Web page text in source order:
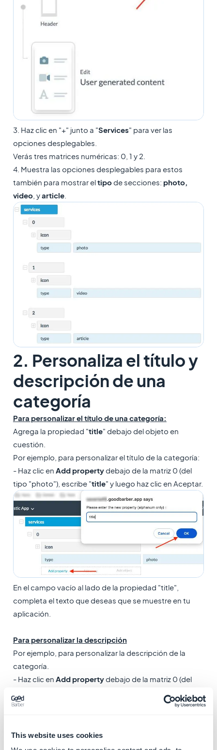
This website uses cookies
3. Haz clic en "+" junto a "Services" para ver las
opciones desplegables.
Verás tres matrices numéricas: 0, 1 y 2.
4. Muestra las opciones desplegables para estos
también para mostrar eltipode secciones: photo,
video, yarticle.
2. Personaliza el título y
descripción de una
categoría
Para personalizar el título de una categoría:
Agrega la propiedad "title" debajo del objeto en
cuestión.
Por ejemplo, para personalizar el título de la categoría:
- Haz clic en Add propertydebajo de la matriz 0 (del
tipo "photo"), escribe "title" y luego haz clic en Aceptar.
En el campo vacío al lado de la propiedad "title",
completa el texto que deseas que se muestre en tu
aplicación.
Para personalizar la descripción
Por ejemplo, para personalizar la descripción de la
categoría.
- Haz clic en Add propertydebajo de la matriz 0 (del
clic en Aceptar.
"description", completa el texto que deseas que se